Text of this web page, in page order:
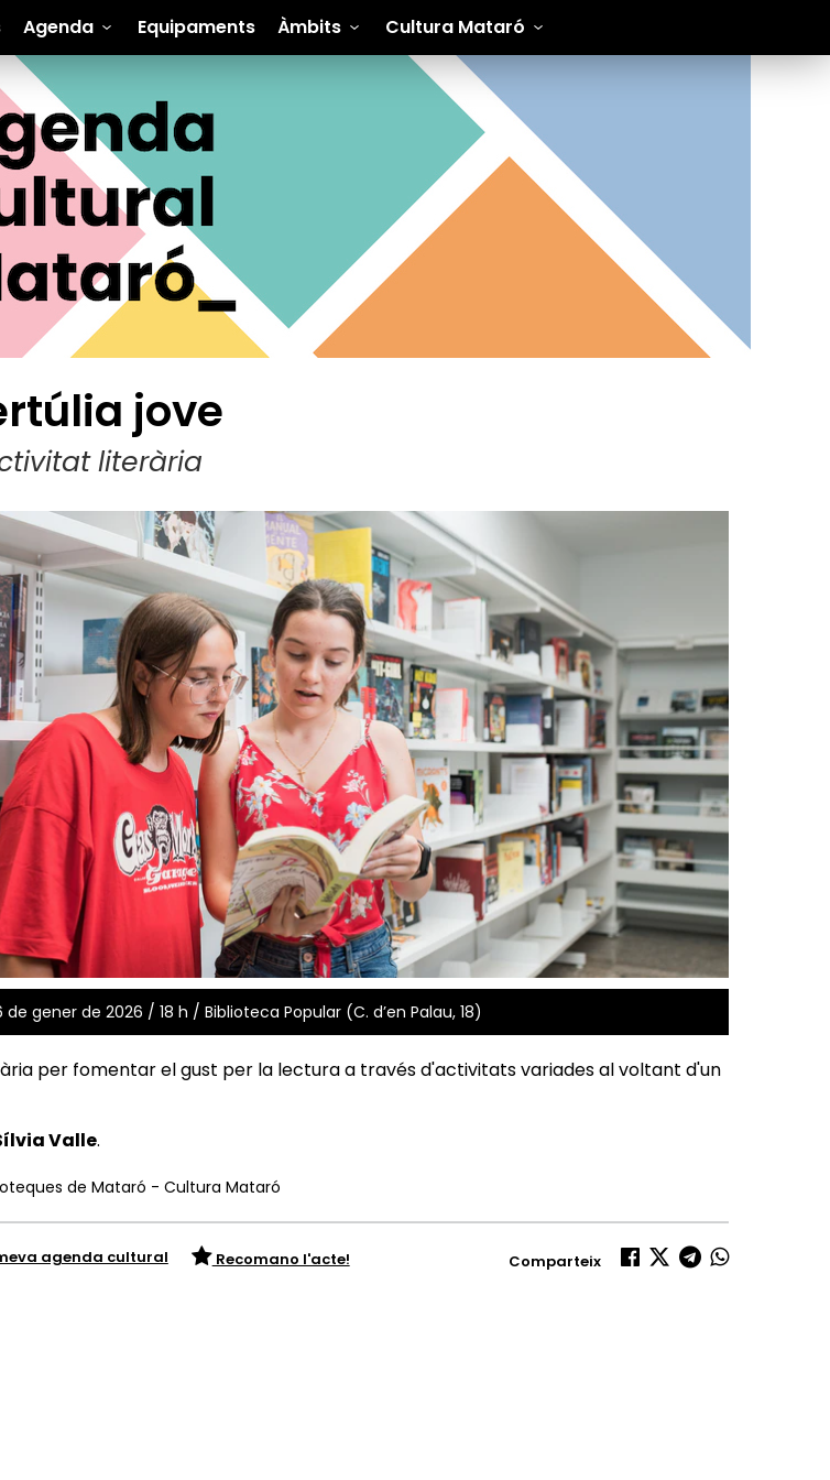
Agenda Equipaments Àmbits Cultura Mataró
jove
literària
de gener de 2026 / 18 h / Biblioteca Popular (C. d’en Palau, 18)
per fomentar el gust per la lectura a través d'activitats variades al voltant d'un
Valle.
de Mataró - Cultura Mataró
agenda cultural Recomano l'acte! Comparteix